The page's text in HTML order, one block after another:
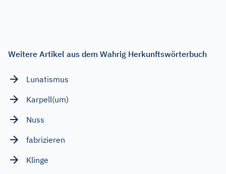
Weitere Artikel aus dem Wahrig Herkunftswörterbuch
Lunatismus
Karpell(um)
Nuss
fabrizieren
Klinge